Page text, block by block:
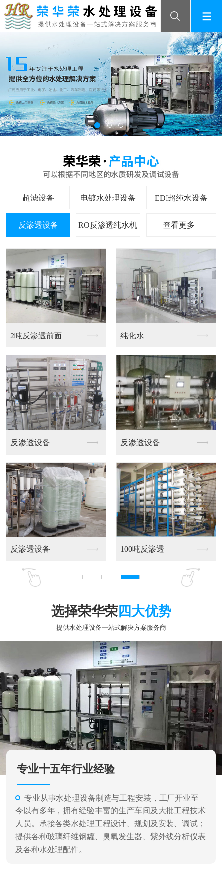
查看更多+
水处理反渗透设备 RO反渗透设备
60吨反渗透设备方案 反渗透设备
2吨反渗透设备 不锈钢反渗透设备
选择荣华荣四大优势
提供水处理设备一站式解决方案服务商
专业十五年行业经验
专业从事水处理设备制造与工程安装，工厂开业至
今以有多年，拥有经验丰富的生产车间及大批工程技术
人员。承接各类水处理工程设计、规划及安装、调试；
提供各种玻璃纤维钢罐、臭氧发生器、紫外线分析仪表
及各种水处理配件。